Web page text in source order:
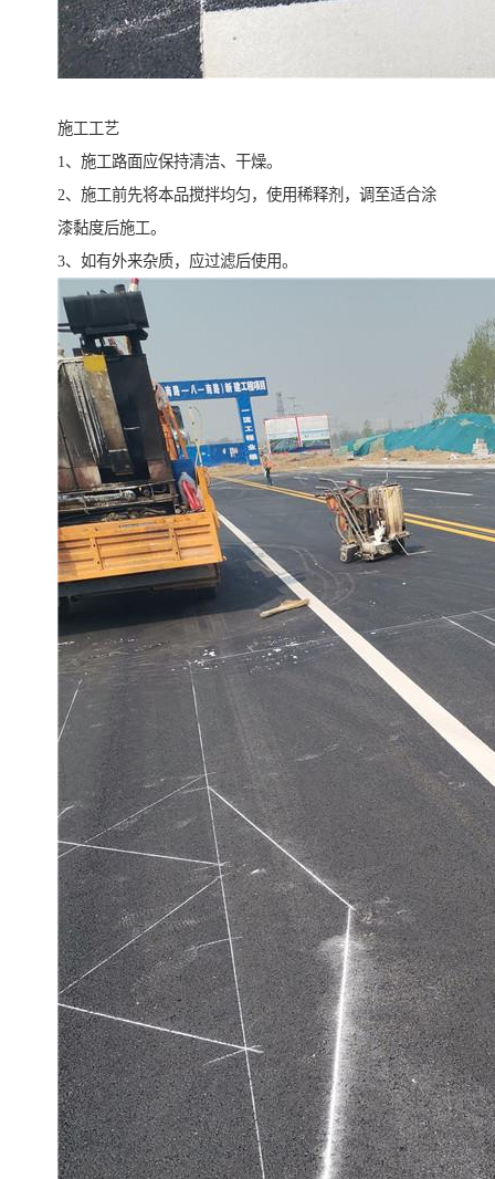
施工工艺
1、施工路面应保持清洁、干燥。
2、施工前先将本品搅拌均匀，使用稀释剂，调至适合涂
漆黏度后施工。
3、如有外来杂质，应过滤后使用。